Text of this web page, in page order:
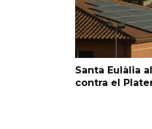
Santa Eulàlia
contra el